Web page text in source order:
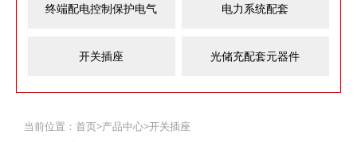
终端配电控制保护电气 电力系统配套
开关插座 光储充配套元器件
当前位置： 首页>产品中心>开关插座